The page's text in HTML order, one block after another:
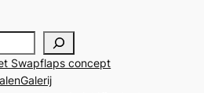
Swapflaps concept
Galerij